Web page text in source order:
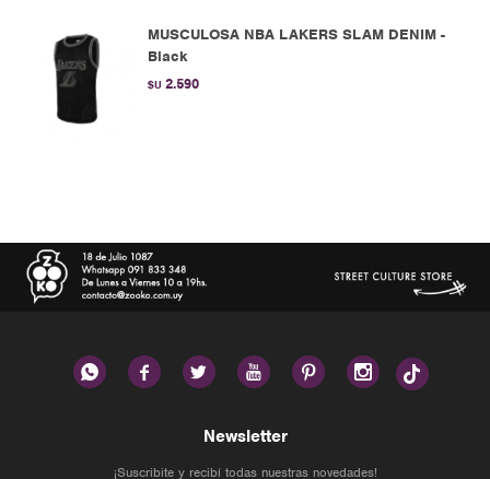
MUSCULOSA NBA LAKERS SLAM DENIM -
Black
$U 2.590
     
Newsletter
¡Suscribite y recibí todas nuestras novedades!